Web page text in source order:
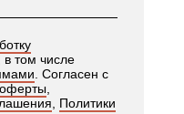
в том числе
. Согласен с
,
, Политики